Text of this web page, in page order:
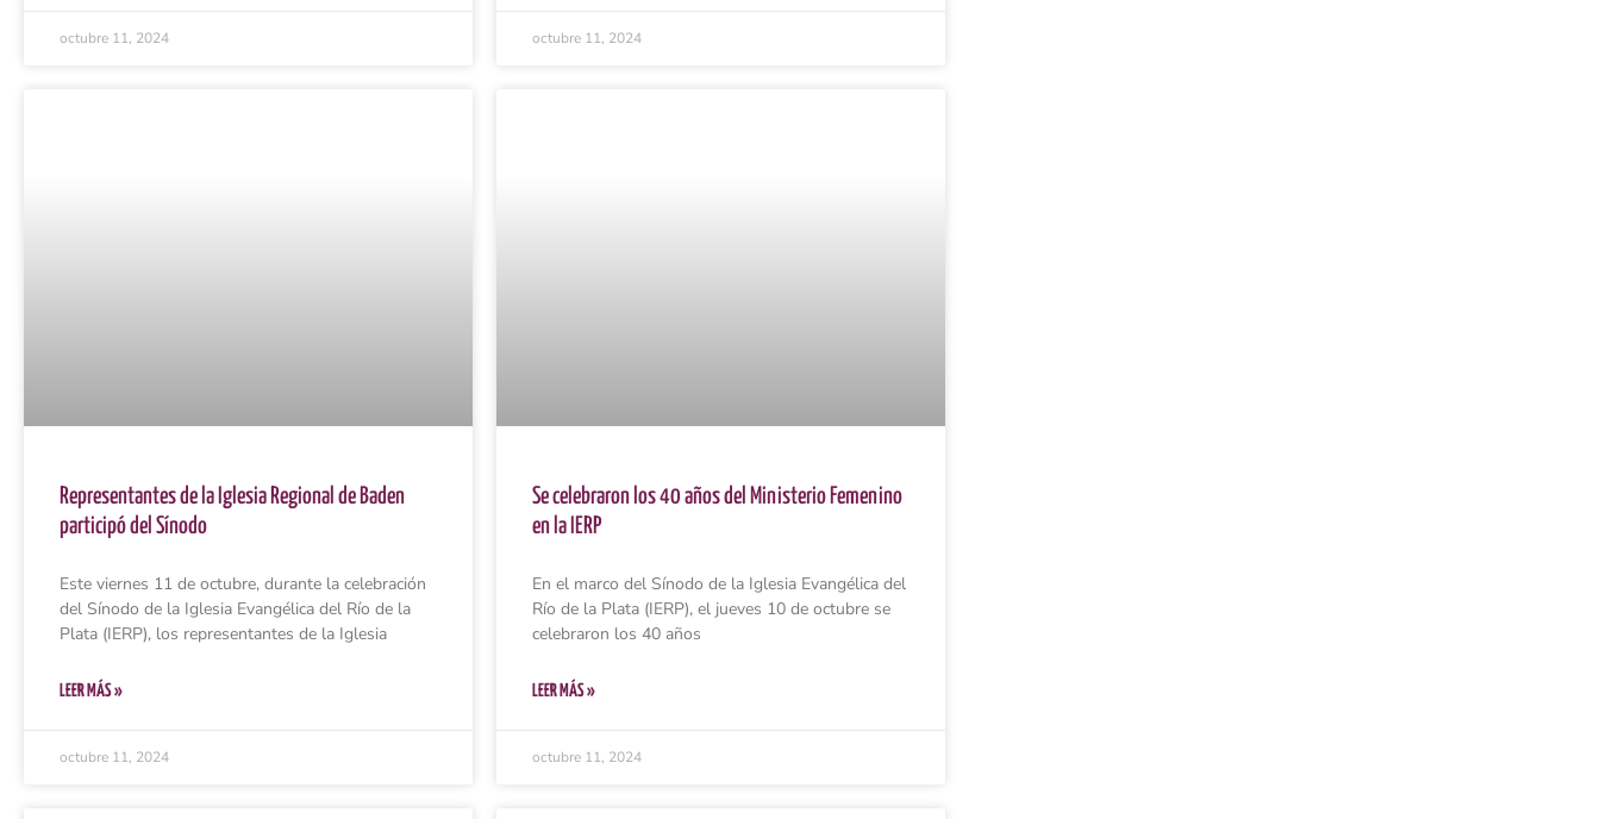
octubre 11, 2024 octubre 11, 2024
Representantes de la Iglesia Regional de Baden
participó del Sínodo
Este viernes 11 de octubre, durante la celebración
del Sínodo de la Iglesia Evangélica del Río de la
Plata (IERP), los representantes de la Iglesia
LEER MÁS »
octubre 11, 2024
Se celebraron los 40 años del Ministerio Femenino
en la IERP
En el marco del Sínodo de la Iglesia Evangélica del
Río de la Plata (IERP), el jueves 10 de octubre se
celebraron los 40 años
LEER MÁS »
octubre 11, 2024